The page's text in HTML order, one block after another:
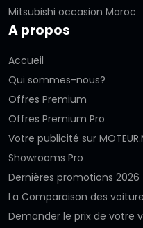
Mitsubishi occasion Maroc
A propos
Accueil
Qui sommes-nous?
Offres Premium
Offres Premium Pro
Votre publicité sur
Showrooms Pro
Dernières promotions 2026
La Comparaison des
Demander le prix de votre